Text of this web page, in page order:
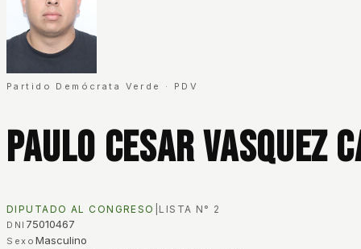
Partido Demócrata Verde · PDV
Paulo Cesar Vasquez
DIPUTADO AL CONGRESO LISTA N° 2
DNI 75010467
Sexo Masculino